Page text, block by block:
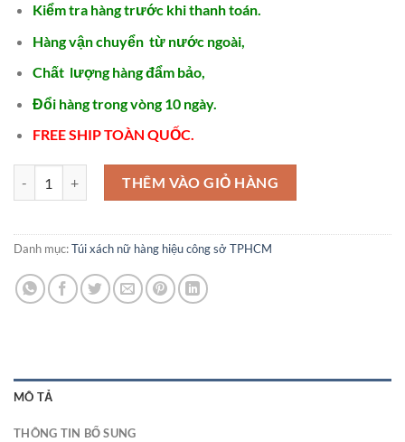
Kiểm tra hàng trước khi thanh toán.
Hàng vận chuyển từ nước ngoài,
Chất lượng hàng đẩm bảo,
Đổi hàng trong vòng 10 ngày.
FREE SHIP TOÀN QUỐC.
2024 Shopviets Túi xách công sở cao cấp Chất liệu Da Bò - TX524 số
THÊM VÀO GIỎ HÀNG
Danh mục:Túi xách nữ hàng hiệu công sở TPHCM
MÔ TẢ
THÔNG TIN BỔ SUNG